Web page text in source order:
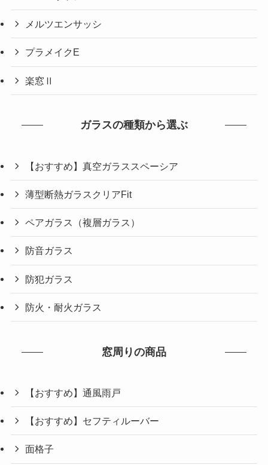
メルツエンサッシ
プラメイクE
楽窓Ⅱ
ガラスの種類から選ぶ
【おすすめ】真空ガラススペーシア
薄型断熱ガラスクリアFit
ペアガラス（複層ガラス）
防音ガラス
防犯ガラス
防火・耐火ガラス
窓周りの商品
【おすすめ】通風雨戸
【おすすめ】セフティルーバー
面格子